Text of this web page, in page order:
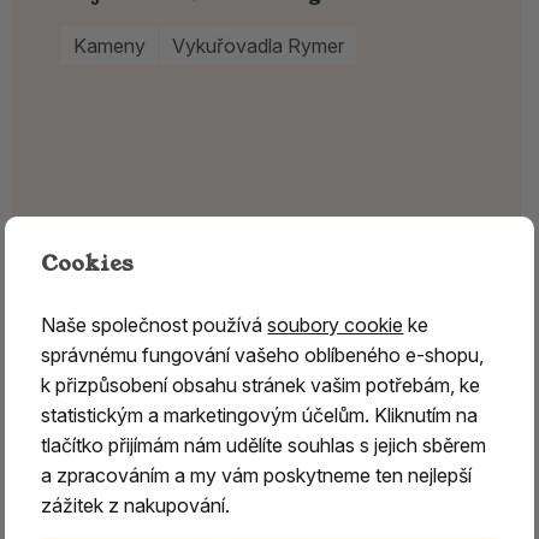
Kameny Vykuřovadla Rymer
Cookies
Naše společnost používásoubory cookie ke
správnému fungování vašeho oblíbeného e-shopu,
k přizpůsobení obsahu stránek vašim potřebám, ke
statistickým a marketingovým účelům. Kliknutím na
tlačítko přijímám nám udělíte souhlas s jejich sběrem
a zpracováním a my vám poskytneme ten nejlepší
zážitek z nakupování.